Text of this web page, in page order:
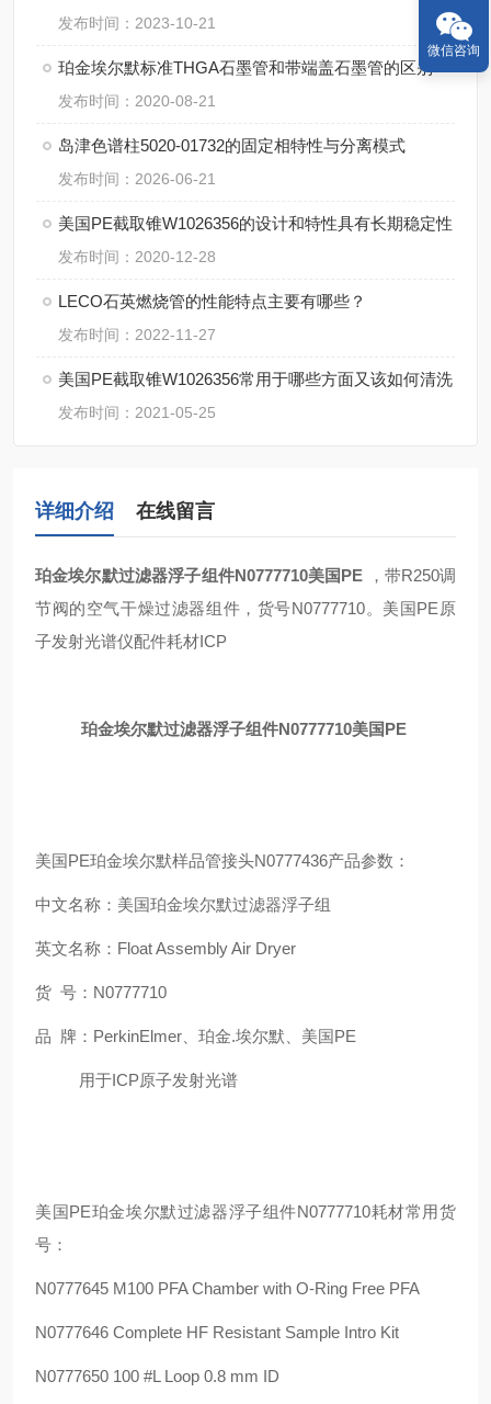
发布时间：2023-10-21
珀金埃尔默标准THGA石墨管和带端盖石墨管的区别
发布时间：2020-08-21
岛津色谱柱5020-01732的固定相特性与分离模式
发布时间：2026-06-21
美国PE截取锥W1026356的设计和特性具有长期稳定性
发布时间：2020-12-28
LECO石英燃烧管的性能特点主要有哪些？
发布时间：2022-11-27
美国PE截取锥W1026356常用于哪些方面又该如何清洗
发布时间：2021-05-25
详细介绍 在线留言
珀金埃尔默过滤器浮子组件N0777710美国PE
，带R250调
节阀的空气干燥过滤器组件，货号N0777710。美国PE原
子发射光谱仪配件耗材ICP
珀金埃尔默过滤器浮子组件N0777710美国PE
美国PE珀金埃尔默样品管接头N0777436产品参数：
中文名称：美国珀金埃尔默过滤器浮子组
英文名称：Float Assembly Air Dryer
货 号：N0777710
品 牌：PerkinElmer、珀金.埃尔默、美国PE
用于ICP原子发射光谱
美国PE珀金埃尔默过滤器浮子组件N0777710耗材常用货
号：
N0777645 M100 PFA Chamber with O-Ring Free PFA
N0777646 Complete HF Resistant Sample Intro Kit
N0777650 100 #L Loop 0.8 mm ID
微信咨询